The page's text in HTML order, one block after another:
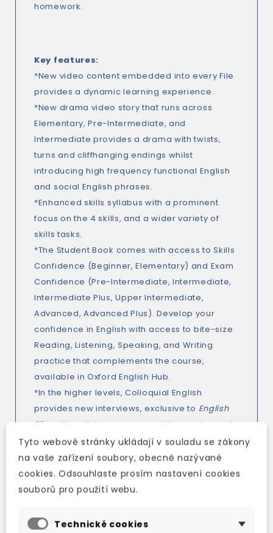
homework.
Key features:
*New video content embedded into every File
provides a dynamic learning experience.
*New drama video story that runs across
Elementary, Pre-Intermediate, and
Intermediate provides a drama with twists,
turns and cliffhanging endings whilst
introducing high frequency functional English
and social English phrases.
*Enhanced skills syllabus with a prominent
focus on the 4 skills, and a wider variety of
skills tasks.
*The Student Book comes with access to Skills
Confidence (Beginner, Elementary) and Exam
Confidence (Pre-Intermediate, Intermediate,
Intermediate Plus, Upper Intermediate,
Advanced, Advanced Plus). Develop your
confidence in English with access to bite-size
Reading, Listening, Speaking, and Writing
practice that complements the course,
available in Oxford English Hub.
*In the higher levels, Colloquial English
provides new interviews, exclusive to English
File
, with well-known personalities and experts
in their field.
*British English course.
Tyto webové stránky ukládají v souladu se zákony
na vaše zařízení soubory, obecně nazývané
cookies. Odsouhlaste prosím nastavení cookies
souborů pro použití webu.
Technické cookies